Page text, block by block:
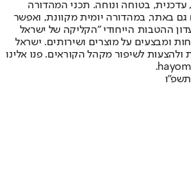
עדכנית, בטוחה ונוחה. תכני המהדורה
גם באתר, במהדורה יומית מקוונת, ואפשר
ההטבות הייחודי "הקליקה של ישראל
ומבצעים על מוצרים ושירותים. ישראל
ולהצעות לשיפור מקהל הקוראים. פנו אלינו